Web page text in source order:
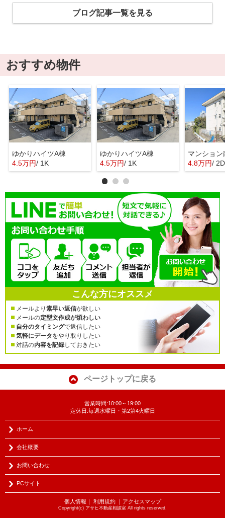
ブログ記事一覧を見る
おすすめ物件
ゆかりハイツA棟
4.5万円/ 1K
ゆかりハイツA棟
4.5万円/ 1K
マンション
4.8万円/
こんな方にオススメ
メールより 素早い返信が欲しい
メールの定型文作成が煩わしい
自分のタイミングで返信したい
気軽にデータをやり取りしたい
対話の内容を記録しておきたい
ページトップに戻る
営業時間:10:00～19:00
定休日:毎週水曜日・第2第4火曜日
ホーム
会社概要
お問い合わせ
PCサイト
個人情報 ｜ 利用規約｜ アクセスマップ
Copyright(c) アサヒ不動産相談室 All rights reserved.